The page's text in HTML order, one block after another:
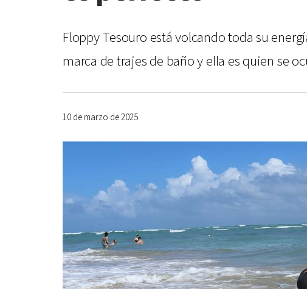
Floppy Tesouro está volcando toda su
marca de trajes de baño y ella es quien se
10 de marzo de 2025